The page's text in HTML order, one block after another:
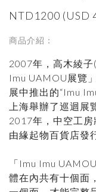
NTD1200 (USD
商品介紹：
2007年，高木綾
Imu UAMOU展覽
展中推出的“Imu
上海舉辦了巡迴展
2017年，中空工房
由緣起物百貨店發
「Imu Imu
體在內共有十個面